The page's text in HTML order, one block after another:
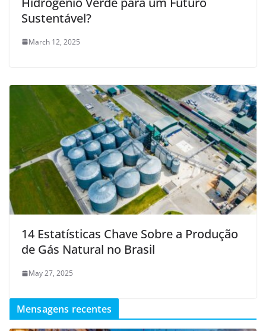
Sustentável?
March 12, 2025
14 Estatísticas Chave Sobre a Produção
de Gás Natural no Brasil
May 27, 2025
Mensagens recentes